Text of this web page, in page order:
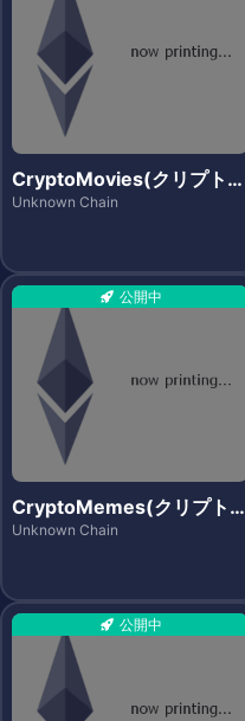
CryptoMovies(クリプトム
ービーズ)
Unknown Chain
公開中
CryptoMemes(クリプトメ
ムズ)
Unknown Chain
公開中